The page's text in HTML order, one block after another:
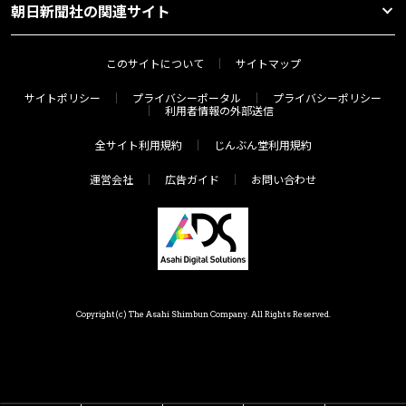
朝日新聞社の関連サイト
このサイトについて サイトマップ
サイトポリシー プライバシーポータル
プライバシーポリシー
利用者情報の外部送信
全サイト利用規約 じんぶん堂利用規約
運営会社 広告ガイド お問い合わせ
Copyright(c) The Asahi Shimbun Company. All Rights Reserved.